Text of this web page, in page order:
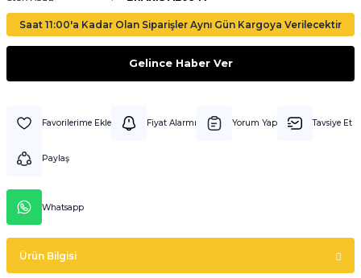
Saat 11:00'a Kadar Olan Siparişler Aynı Gün Kargoya Verilecektir
Gelince Haber Ver
Fiyat Alarmı Yorum Yap Tavsiye Et
Paylaş
Whatsapp
Ürün Bilgisi